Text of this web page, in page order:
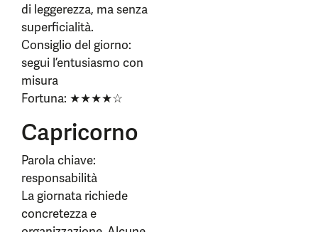
di leggerezza, ma senza
superficialità.
Consiglio del giorno:
segui l’entusiasmo con
misura
Fortuna: ★★★★☆
Capricorno
Parola chiave:
responsabilità
La giornata richiede
concretezza e